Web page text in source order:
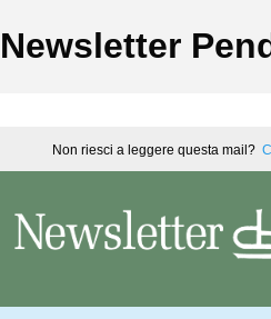
Newsletter
‍Non riesci a leggere questa mail?